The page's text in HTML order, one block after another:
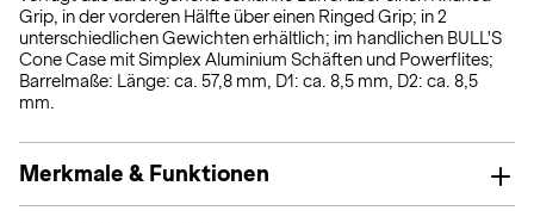
Grip, in der vorderen Hälfte über einen Ringed Grip; in 2
unterschiedlichen Gewichten erhältlich; im handlichen BULL'S
Cone Case mit Simplex Aluminium Schäften und Powerflites;
Barrelmaße: Länge: ca. 57,8 mm, D1: ca. 8,5 mm, D2: ca. 8,5
mm.
Merkmale & Funktionen